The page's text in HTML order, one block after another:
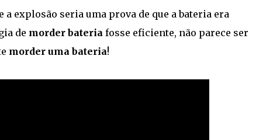
explosão seria uma prova de que a bateria era
de morder bateriafosse eficiente, não parece ser
morder uma bateria!